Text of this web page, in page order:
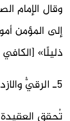
وقال الإمام
إلى المؤمن
ذليلًا» [الكافي ج5
5ـ الرقيُّ والازدهار الحضاريُّ
تُحقق العقيدة